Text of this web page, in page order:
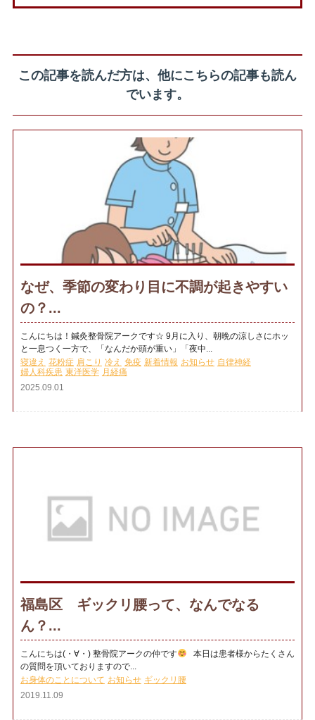
この記事を読んだ方は、他にこちらの記事も読ん
でいます。
なぜ、季節の変わり目に不調が起きやすい
の？...
こんにちは！鍼灸整骨院アークです☆ 9月に入り、朝晩の涼しさにホッ
と一息つく一方で、「なんだか頭が重い」「夜中...
寝違え 花粉症 肩こり 冷え 免疫 新着情報 お知らせ 自律神経
婦人科疾患 東洋医学 月経痛
2025.09.01
福島区 ギックリ腰って、なんでなる
ん？...
こんにちは(・∀・) 整骨院アークの仲です
本日は患者様からたくさん
の質問を頂いておりますので...
お身体のことについて お知らせ ギックリ腰
2019.11.09